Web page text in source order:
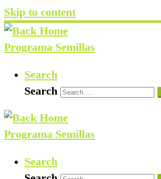
Skip to content
Programa Semillas
Search
Search
Programa Semillas
Search